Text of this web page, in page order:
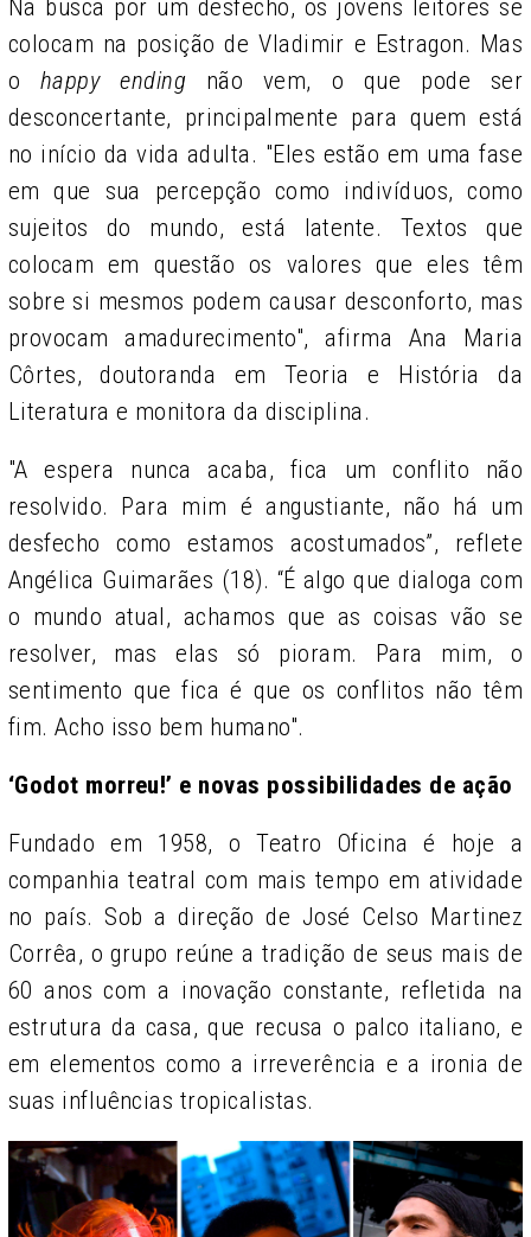
Na busca por um desfecho, os jovens leitores se
colocam na posição de Vladimir e Estragon. Mas
o happy ending não vem, o que pode ser
desconcertante, principalmente para quem está
no início da vida adulta. "Eles estão em uma fase
em que sua percepção como indivíduos, como
sujeitos do mundo, está latente. Textos que
colocam em questão os valores que eles têm
sobre si mesmos podem causar desconforto, mas
provocam amadurecimento", afirma Ana Maria
Côrtes, doutoranda em Teoria e História da
Literatura e monitora da disciplina.
"A espera nunca acaba, fica um conflito não
resolvido. Para mim é angustiante, não há um
desfecho como estamos acostumados”, reflete
Angélica Guimarães (18). “É algo que dialoga com
o mundo atual, achamos que as coisas vão se
resolver, mas elas só pioram. Para mim, o
sentimento que fica é que os conflitos não têm
fim. Acho isso bem humano".
‘Godot morreu!’ e novas possibilidades de ação
Fundado em 1958, o Teatro Oficina é hoje a
companhia teatral com mais tempo em atividade
no país. Sob a direção de José Celso Martinez
Corrêa, o grupo reúne a tradição de seus mais de
60 anos com a inovação constante, refletida na
estrutura da casa, que recusa o palco italiano, e
em elementos como a irreverência e a ironia de
suas influências tropicalistas.